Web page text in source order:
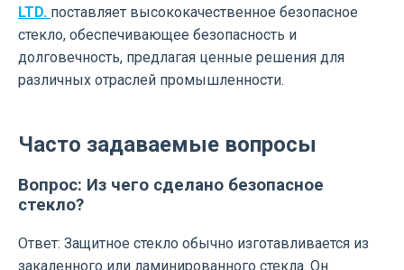
LTD. поставляет высококачественное безопасное
стекло, обеспечивающее безопасность и
долговечность, предлагая ценные решения для
различных отраслей промышленности.
Часто задаваемые вопросы
Вопрос: Из чего сделано безопасное
стекло?
Ответ: Защитное стекло обычно изготавливается из
закаленного или ламинированного стекла. Он